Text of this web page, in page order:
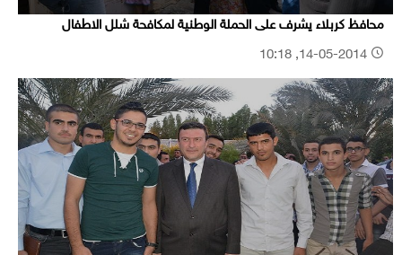
محافظ كربلاء يشرف على الحملة الوطنية لمكافحة شلل الاطفال